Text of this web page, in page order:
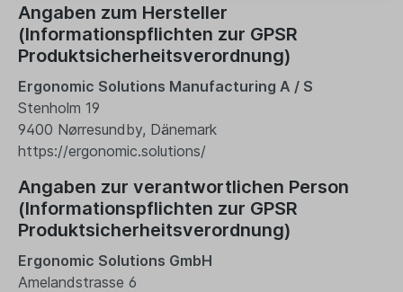
Angaben zum Hersteller
(Informationspflichten zur GPSR
Produktsicherheitsverordnung)
Ergonomic Solutions Manufacturing A / S
Stenholm 19
9400 Nørresundby, Dänemark
https://ergonomic.solutions/
Angaben zur verantwortlichen Person
(Informationspflichten zur GPSR
Produktsicherheitsverordnung)
Ergonomic Solutions GmbH
Amelandstrasse 6